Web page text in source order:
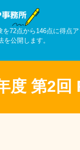
を72点から146点に得点ア
を公開します。
度 第2回